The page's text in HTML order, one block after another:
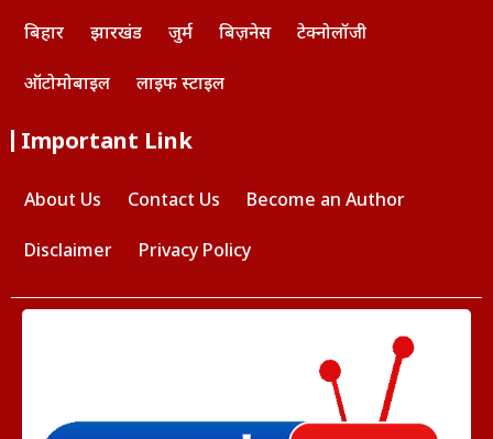
बिहार झारखंड जुर्म बिज़नेस टेक्नोलॉजी
ऑटोमोबाइल लाइफ स्टाइल
Important Link
About Us Contact Us Become an Author
Disclaimer Privacy Policy